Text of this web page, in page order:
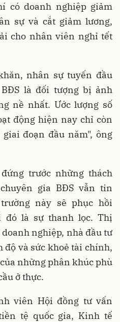
có doanh nghiệp giảm
sự và cắt giảm lương,
cho nhân viên nghỉ tết
nhân sự tuyến đầu
là đối tượng bị ảnh
nề nhất. Ước lượng số
động hiện nay chỉ còn
đoạn đầu năm", ông
trước những thách
gia BĐS vẫn tin
này sẽ phục hồi
đó là sự thanh lọc. Thị
nghiệp, nhà đầu tư
và sức khoẻ tài chính,
những phân khúc phù
ở thực.
viên Hội đồng tư vấn
tệ quốc gia, Kinh tế